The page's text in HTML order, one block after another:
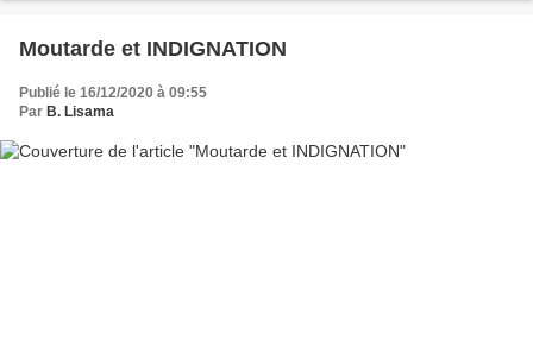
Moutarde et INDIGNATION
Publié le 16/12/2020 à 09:55
Par B. Lisama